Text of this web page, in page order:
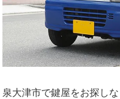
泉大津市で鍵屋をお探し